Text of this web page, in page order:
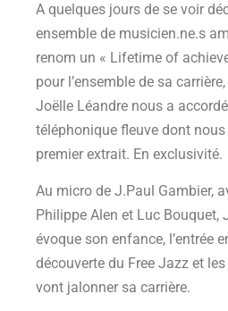
A quelques jours de se voir
ensemble de musicien.ne.s
renom un « Lifetime of
pour l’ensemble de sa
Joëlle Léandre nous a
téléphonique fleuve dont
premier extrait. En exclusivité.
Au micro de J.Paul Gambier,
Philippe Alen et Luc Bouquet,
évoque son enfance, l’entrée
découverte du Free Jazz et
vont jalonner sa carrière.